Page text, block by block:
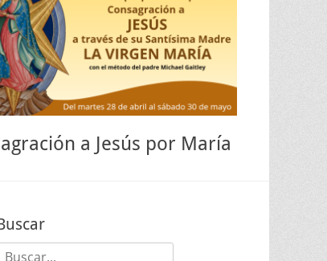
a Jesús por María
Buscar: